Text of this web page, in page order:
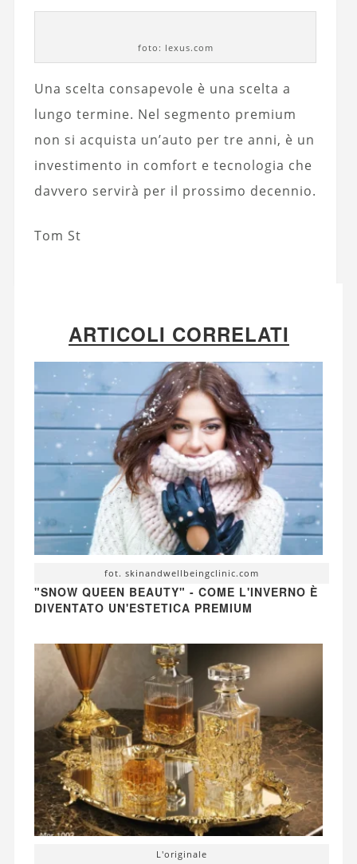
foto: lexus.com
Una scelta consapevole è una scelta a
lungo termine. Nel segmento premium
non si acquista un’auto per tre anni, è un
investimento in comfort e tecnologia che
davvero servirà per il prossimo decennio.
Tom St
ARTICOLI CORRELATI
fot. skinandwellbeingclinic.com
"SNOW QUEEN BEAUTY" - COME L'INVERNO È
DIVENTATO UN'ESTETICA PREMIUM
L'originale